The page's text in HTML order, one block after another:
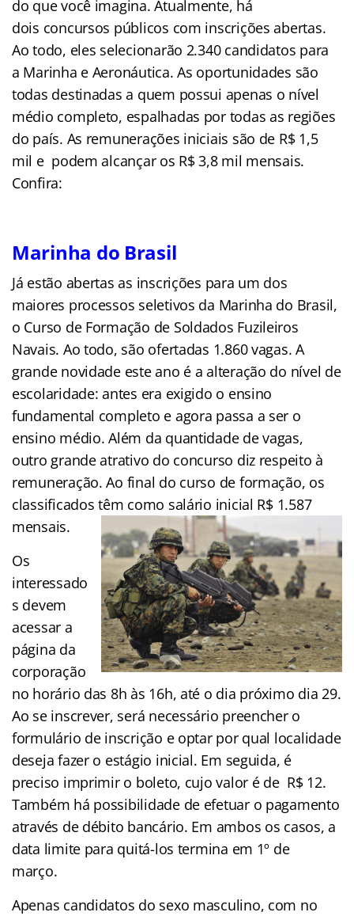
do que você imagina. Atualmente, há
dois concursos públicos com inscrições abertas.
Ao todo, eles selecionarão 2.340 candidatos para
a Marinha e Aeronáutica. As oportunidades são
todas destinadas a quem possui apenas o nível
médio completo, espalhadas por todas as regiões
do país. As remunerações iniciais são de R$ 1,5
mil e podem alcançar os R$ 3,8 mil mensais.
Confira:
Marinha do Brasil
Já estão abertas as inscrições para um dos
maiores processos seletivos da Marinha do Brasil,
o Curso de Formação de Soldados Fuzileiros
Navais. Ao todo, são ofertadas 1.860 vagas. A
grande novidade este ano é a alteração do nível de
escolaridade: antes era exigido o ensino
fundamental completo e agora passa a ser o
ensino médio. Além da quantidade de vagas,
outro grande atrativo do concurso diz respeito à
remuneração. Ao final do curso de formação, os
classificados têm como salário inicial R$ 1.587
mensais.
Os
interessado
s devem
acessar a
página da
corporação
no horário das 8h às 16h, até o dia próximo dia 29.
Ao se inscrever, será necessário preencher o
formulário de inscrição e optar por qual localidade
deseja fazer o estágio inicial. Em seguida, é
preciso imprimir o boleto, cujo valor é de R$ 12.
Também há possibilidade de efetuar o pagamento
através de débito bancário. Em ambos os casos, a
data limite para quitá-los termina em 1º de
março.
Apenas candidatos do sexo masculino, com no